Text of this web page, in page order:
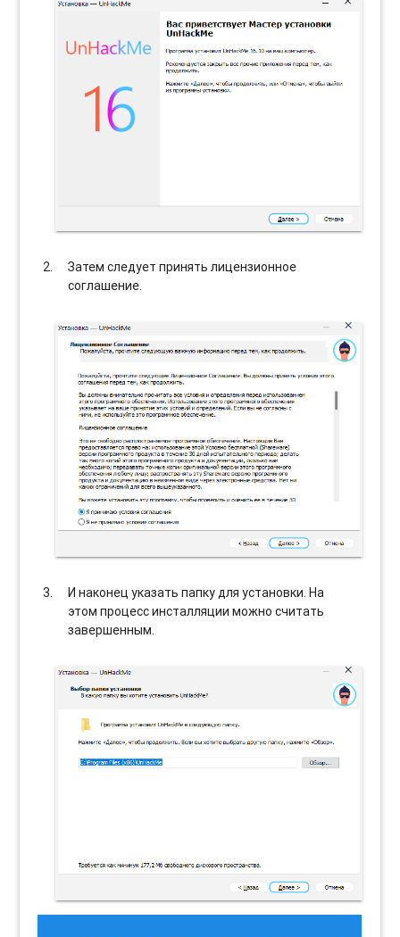
Затем следует принять лицензионное
соглашение.
И наконец указать папку для установки. На
этом процесс инсталляции можно считать
завершенным.